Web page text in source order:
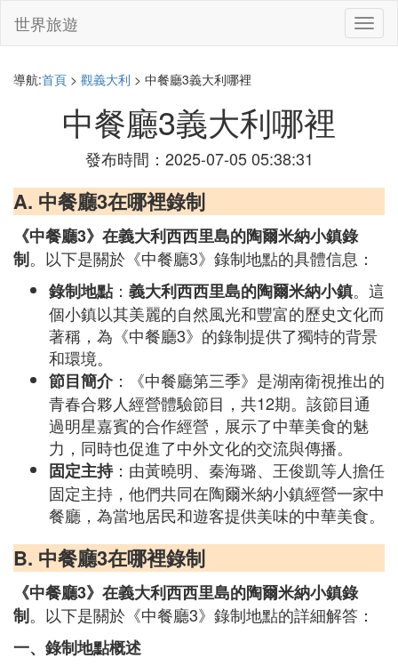
切
換
世界旅遊
導航:首頁 > 觀義大利 > 中餐廳3義大利哪裡
中餐廳3義大利哪裡
發布時間：2025-07-05 05:38:31
A. 中餐廳3在哪裡錄制
《中餐廳3》在義大利西西里島的陶爾米納小鎮錄
制。以下是關於《中餐廳3》錄制地點的具體信息：
錄制地點： 義大利西西里島的陶爾米納小鎮。這
個小鎮以其美麗的自然風光和豐富的歷史文化而
著稱，為《中餐廳3》的錄制提供了獨特的背景
和環境。
節目簡介：《中餐廳第三季》是湖南衛視推出的
青春合夥人經營體驗節目，共12期。該節目通
過明星嘉賓的合作經營，展示了中華美食的魅
力，同時也促進了中外文化的交流與傳播。
固定主持：由黃曉明、秦海璐、王俊凱等人擔任
固定主持，他們共同在陶爾米納小鎮經營一家中
餐廳，為當地居民和遊客提供美味的中華美食。
B. 中餐廳3在哪裡錄制
《中餐廳3》在義大利西西里島的陶爾米納小鎮錄
制。以下是關於《中餐廳3》錄制地點的詳細解答：
一、錄制地點概述